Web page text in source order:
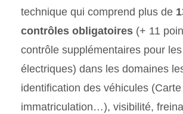
technique qui comprend plus de
contrôles obligatoires (+ 11
contrôle supplémentaires pour
électriques) dans les domaines
identification des véhicules
immatriculation…), visibilité,